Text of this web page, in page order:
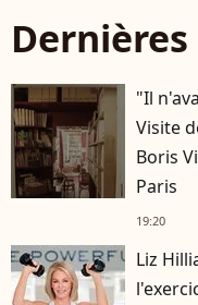
"Il
Visite
Boris
Paris
19:20
Liz